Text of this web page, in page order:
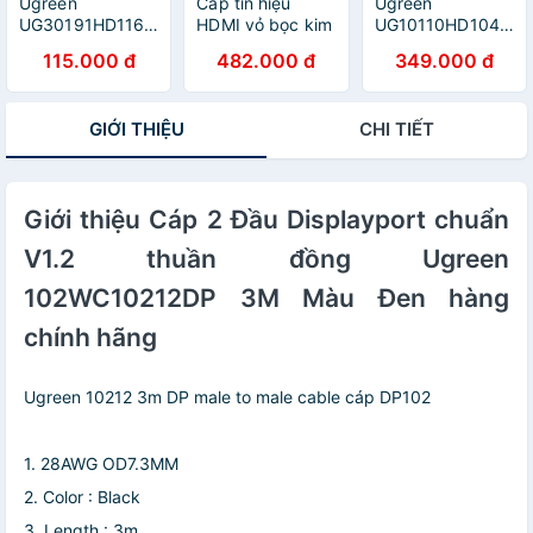
UG30191HD116TK
tín hiệu HDMI
chuẩn 1.4 hỗ trợ
- HÀNG CHÍNH
HÃNG
115.000 đ
HDMI vỏ bọc kim
4K2K dài 8M
màu đen
Hàng chính hãng
482.000 đ
UG10110HD104TK
Cáp tín hiệu
HDMI chuẩn 1.4
4K * 2K - HÀNG
349.000 đ
GIỚI THIỆU CHI TIẾT
Giới thiệu Cáp 2 Đầu Displayport chuẩn
V1.2 thuần đồng Ugreen
102WC10212DP 3M Màu Đen hàng
chính hãng
Ugreen 10212 3m DP male to male cable cáp DP102
1. 28AWG OD7.3MM
2. Color : Black